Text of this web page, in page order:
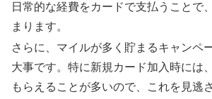
日常的な経費をカードで支払うことで
まります。
さらに、マイルが多く貯まるキャンペ
大事です。特に新規カード加入時には
もらえることが多いので、これを見逃